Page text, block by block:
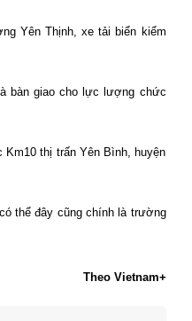
Yên Thịnh, xe tải biển kiểm
bàn giao cho lực lượng chức
thị trấn Yên Bình, huyện
thể đây cũng chính là trường
Theo Vietnam+